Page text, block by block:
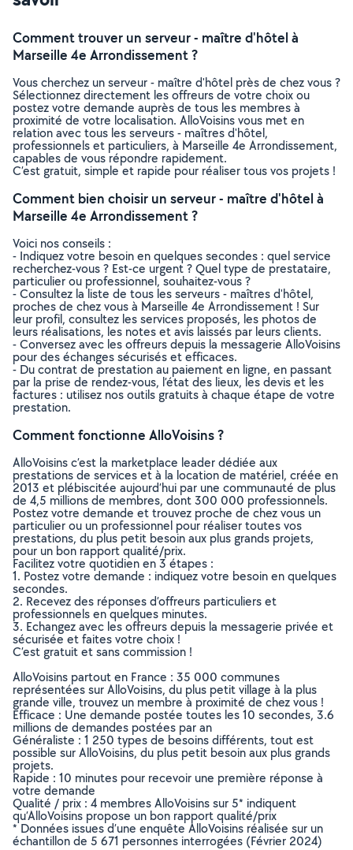
Comment trouver un serveur - maître d'hôtel à
Marseille 4e Arrondissement ?
Vous cherchez un serveur - maître d'hôtel près de chez vous ?
Sélectionnez directement les offreurs de votre choix ou
postez votre demande auprès de tous les membres à
proximité de votre localisation. AlloVoisins vous met en
relation avec tous les serveurs - maîtres d'hôtel,
professionnels et particuliers, à Marseille 4e Arrondissement,
capables de vous répondre rapidement.
C’est gratuit, simple et rapide pour réaliser tous vos projets !
Comment bien choisir un serveur - maître d'hôtel à
Marseille 4e Arrondissement ?
Voici nos conseils :
- Indiquez votre besoin en quelques secondes : quel service
recherchez-vous ? Est-ce urgent ? Quel type de prestataire,
particulier ou professionnel, souhaitez-vous ?
- Consultez la liste de tous les serveurs - maîtres d'hôtel,
proches de chez vous à Marseille 4e Arrondissement ! Sur
leur profil, consultez les services proposés, les photos de
leurs réalisations, les notes et avis laissés par leurs clients.
- Conversez avec les offreurs depuis la messagerie AlloVoisins
pour des échanges sécurisés et efficaces.
- Du contrat de prestation au paiement en ligne, en passant
par la prise de rendez-vous, l’état des lieux, les devis et les
factures : utilisez nos outils gratuits à chaque étape de votre
prestation.
Comment fonctionne AlloVoisins ?
AlloVoisins c’est la marketplace leader dédiée aux
prestations de services et à la location de matériel, créée en
2013 et plébiscitée aujourd’hui par une communauté de plus
de 4,5 millions de membres, dont 300 000 professionnels.
Postez votre demande et trouvez proche de chez vous un
particulier ou un professionnel pour réaliser toutes vos
prestations, du plus petit besoin aux plus grands projets,
pour un bon rapport qualité/prix.
Facilitez votre quotidien en 3 étapes :
1. Postez votre demande : indiquez votre besoin en quelques
secondes.
2. Recevez des réponses d’offreurs particuliers et
professionnels en quelques minutes.
3. Echangez avec les offreurs depuis la messagerie privée et
sécurisée et faites votre choix !
C’est gratuit et sans commission !
AlloVoisins partout en France : 35 000 communes
représentées sur AlloVoisins, du plus petit village à la plus
grande ville, trouvez un membre à proximité de chez vous !
Efficace : Une demande postée toutes les 10 secondes, 3.6
millions de demandes postées par an
Généraliste : 1 250 types de besoins différents, tout est
possible sur AlloVoisins, du plus petit besoin aux plus grands
projets.
Rapide : 10 minutes pour recevoir une première réponse à
votre demande
Qualité / prix : 4 membres AlloVoisins sur 5* indiquent
qu’AlloVoisins propose un bon rapport qualité/prix
* Données issues d’une enquête AlloVoisins réalisée sur un
échantillon de 5 671 personnes interrogées (Février 2024)